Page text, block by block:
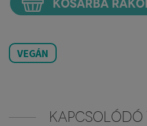
KOSÁRBA
VEGÁN
KAPCSOLÓDÓ